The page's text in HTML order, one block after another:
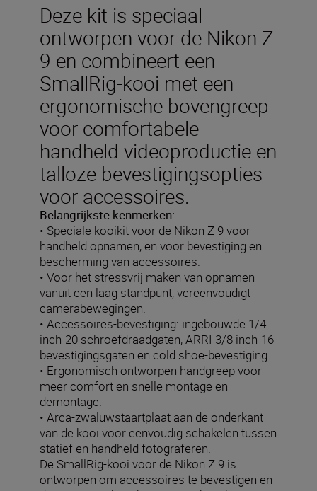
Deze kit is speciaal
ontworpen voor de Nikon Z
9 en combineert een
SmallRig-kooi met een
ergonomische bovengreep
voor comfortabele
handheld videoproductie en
talloze bevestigingsopties
voor accessoires.
Belangrijkste kenmerken:
• Speciale kooikit voor de Nikon Z 9 voor
handheld opnamen, en voor bevestiging en
bescherming van accessoires.
• Voor het stressvrij maken van opnamen
vanuit een laag standpunt, vereenvoudigt
camerabewegingen.
• Accessoires-bevestiging: ingebouwde 1/4
inch-20 schroefdraadgaten, ARRI 3/8 inch-16
bevestigingsgaten en cold shoe-bevestiging.
• Ergonomisch ontworpen handgreep voor
meer comfort en snelle montage en
demontage.
• Arca-zwaluwstaartplaat aan de onderkant
van de kooi voor eenvoudig schakelen tussen
statief en handheld fotograferen.
De SmallRig-kooi voor de Nikon Z 9 is
ontworpen om accessoires te bevestigen en